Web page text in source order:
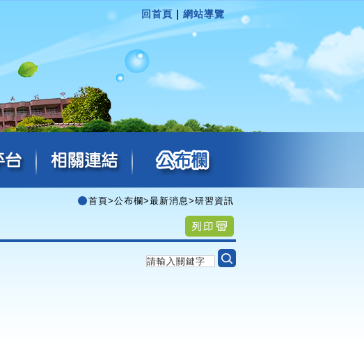
回首頁 網站導覽
首頁>公布欄>最新消息>研習資訊